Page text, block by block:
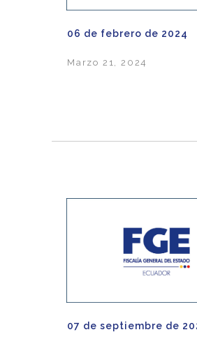
06 de febrero de 2024
Marzo 21, 2024
07 de septiembre de